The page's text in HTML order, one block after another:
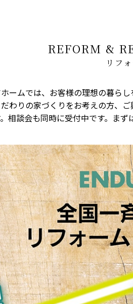
REFORM &
リフ
ームでは、お客様の理想の暮ら
わりの家づくりをお考えの方、
相談会も同時に受付中です。まず